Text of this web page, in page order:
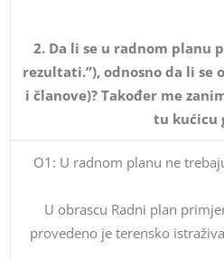
2. Da li se u radnom planu
rezultati.”), odnosno da li se
i članove)? Također me
tu kućicu
O1: U radnom planu ne
U obrascu Radni plan
provedeno je terensko